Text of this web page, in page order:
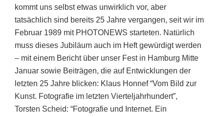
kommt uns selbst etwas unwirklich vor, aber
tatsächlich sind bereits 25 Jahre vergangen, seit wir im
Februar 1989 mit PHOTONEWS starteten. Natürlich
muss dieses Jubiläum auch im Heft gewürdigt werden
– mit einem Bericht über unser Fest in Hamburg Mitte
Januar sowie Beiträgen, die auf Entwicklungen der
letzten 25 Jahre blicken: Klaus Honnef “Vom Bild zur
Kunst. Fotografie im letzten Vierteljahrhundert”,
Torsten Scheid: “Fotografie und Internet. Ein